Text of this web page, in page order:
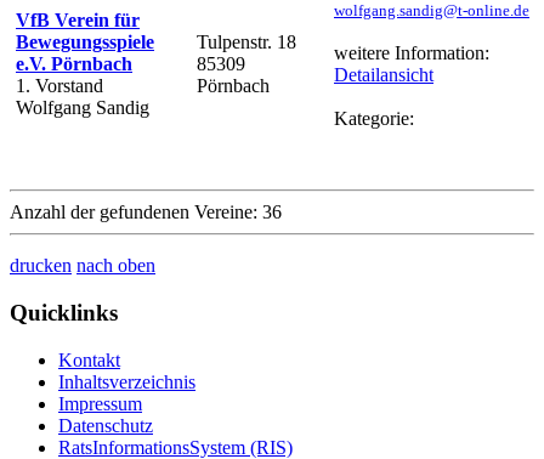
VfB Verein für
Bewegungsspiele
e.V. Pörnbach
1. Vorstand
Wolfgang Sandig
Tulpenstr. 18
85309
Pörnbach
wolfgang.sandig@t-online.de
weitere Information:
Detailansicht
Kategorie:
Anzahl der gefundenen Vereine: 36
drucken nach oben
Quicklinks
Kontakt
Inhaltsverzeichnis
Impressum
Datenschutz
RatsInformationsSystem (RIS)